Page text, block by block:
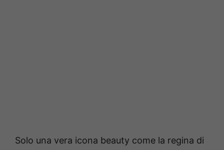
Solo una vera icona beauty come la regina di